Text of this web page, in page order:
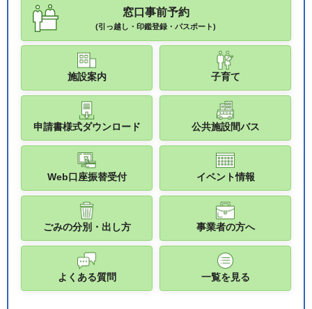
窓口事前予約
(引っ越し・印鑑登録・パスポート)
施設案内 子育て
申請書様式ダウンロード 公共施設間バス
Web口座振替受付 イベント情報
ごみの分別・出し方 事業者の方へ
よくある質問 一覧を見る